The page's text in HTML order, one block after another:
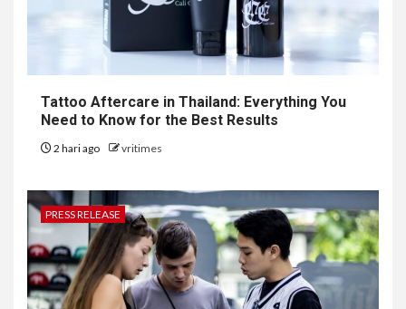
Tattoo Aftercare in Thailand: Everything You
Need to Know for the Best Results
2 hari ago vritimes
PRESS RELEASE